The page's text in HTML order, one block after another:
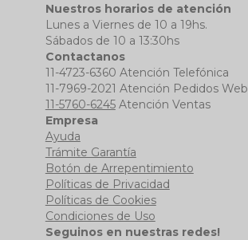
Nuestros horarios de atención
Lunes a Viernes de 10 a 19hs.
Sábados de 10 a 13:30hs
Contactanos
11-4723-6360 Atención Telefónica
11-7969-2021 Atención Pedidos Web
11-5760-6245Atención Ventas
Empresa
Ayuda
Trámite Garantía
Botón de Arrepentimiento
Políticas de Privacidad
Políticas de Cookies
Condiciones de Uso
Seguinos en nuestras redes!